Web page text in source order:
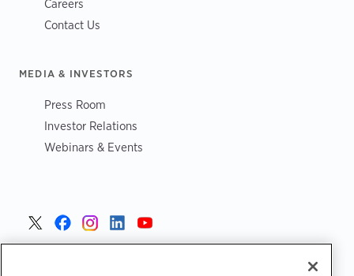
Careers
Contact Us
MEDIA & INVESTORS
Press Room
Investor Relations
Webinars & Events